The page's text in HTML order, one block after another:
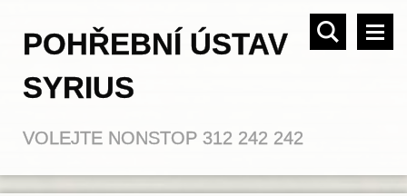
POHŘEBNÍ ÚSTAV
SYRIUS
VOLEJTE NONSTOP 312 242 242